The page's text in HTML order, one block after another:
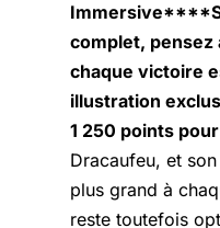
complet, pensez
chaque victoire
illustration
1 250 points
Dracaufeu, et son
plus grand à
reste toutefois